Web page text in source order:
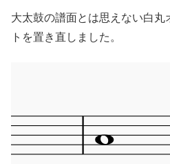
大太鼓の譜面とは思えない白丸
トを置き直しました。